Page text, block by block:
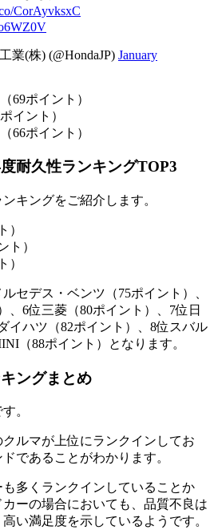
CorAyvksxC
業(株) (@HondaJP) January
69ポイント）
イント）
66ポイント）
耐久性ランキングTOP3
キングをご紹介します。
）
ト）
）
セデス・ベンツ（75ポイント）、
、6位三菱（80ポイント）、7位日
イハツ（82ポイント）、8位スバル
（88ポイント）となります。
ングまとめ
。
クルマが上位にランクインしてお
であることがわかります。
多くランクインしていることか
ーの場合においても、品質不良は
い満足度を示しているようです。